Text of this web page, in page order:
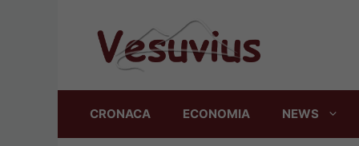
CRONACA ECONOMIA NEWS